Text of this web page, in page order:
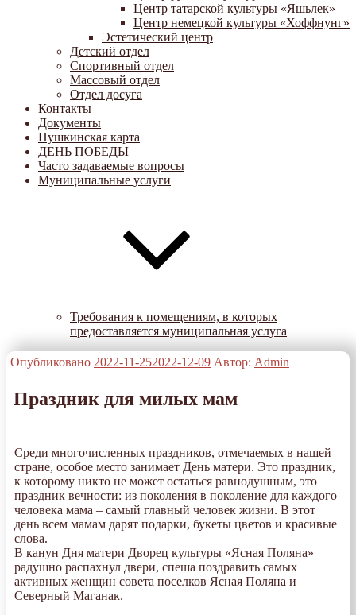
Центр татарской культуры «Яшьлек»
Центр немецкой культуры «Хоффнунг»
Эстетический центр
Детский отдел
Спортивный отдел
Массовый отдел
Отдел досуга
Контакты
Документы
Пушкинская карта
ДЕНЬ ПОБЕДЫ
Часто задаваемые вопросы
Муниципальные услуги
Требования к помещениям, в которых
предоставляется муниципальная услуга
Опубликовано 2022-11-252022-12-09 Автор: Admin
Праздник для милых мам
Среди многочисленных праздников, отмечаемых в нашей
стране, особое место занимает День матери. Это праздник,
к которому никто не может остаться равнодушным, это
праздник вечности: из поколения в поколение для каждого
человека мама – самый главный человек жизни. В этот
день всем мамам дарят подарки, букеты цветов и красивые
слова.
В канун Дня матери Дворец культуры «Ясная Поляна»
радушно распахнул двери, спеша поздравить самых
активных женщин совета поселков Ясная Поляна и
Северный Маганак.